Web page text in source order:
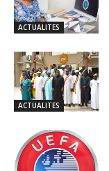
ACTUALITES
ACTUALITES